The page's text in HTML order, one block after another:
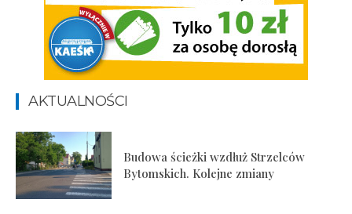
AKTUALNOŚCI
Budowa ścieżki wzdłuż Strzelców
Bytomskich. Kolejne zmiany